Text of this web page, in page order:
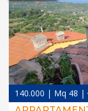
140.000 | Mq 48 |